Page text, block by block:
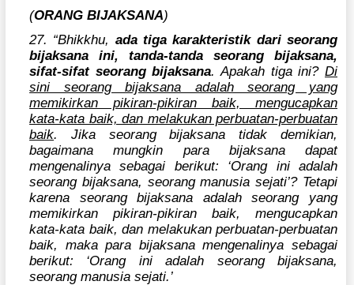
(ORANG BIJAKSANA)
27. “Bhikkhu, ada tiga karakteristik dari seorang
bijaksana ini, tanda-tanda seorang bijaksana,
sifat-sifat seorang bijaksana. Apakah tiga ini? Di
sini seorang bijaksana adalah seorang yang
memikirkan pikiran-pikiran baik, mengucapkan
kata-kata baik, dan melakukan perbuatan-perbuatan
baik. Jika seorang bijaksana tidak demikian,
bagaimana mungkin para bijaksana dapat
mengenalinya sebagai berikut: ‘Orang ini adalah
seorang bijaksana, seorang manusia sejati’? Tetapi
karena seorang bijaksana adalah seorang yang
memikirkan pikiran-pikiran baik, mengucapkan
kata-kata baik, dan melakukan perbuatan-perbuatan
baik, maka para bijaksana mengenalinya sebagai
berikut: ‘Orang ini adalah seorang bijaksana,
seorang manusia sejati.’